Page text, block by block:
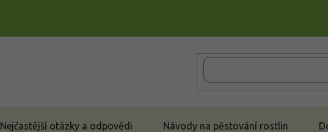
Nejčastější otázky a odpovědi Návody na pěstování rostlin